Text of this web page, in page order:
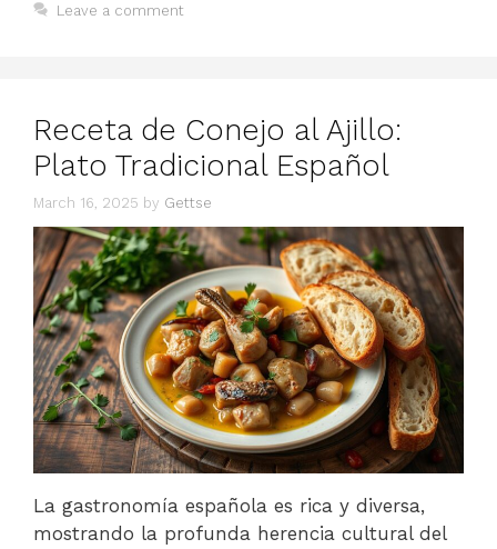
Leave a comment
Receta de Conejo al Ajillo:
Plato Tradicional Español
March 16, 2025 by Gettse
La gastronomía española es rica y diversa,
mostrando la profunda herencia cultural del